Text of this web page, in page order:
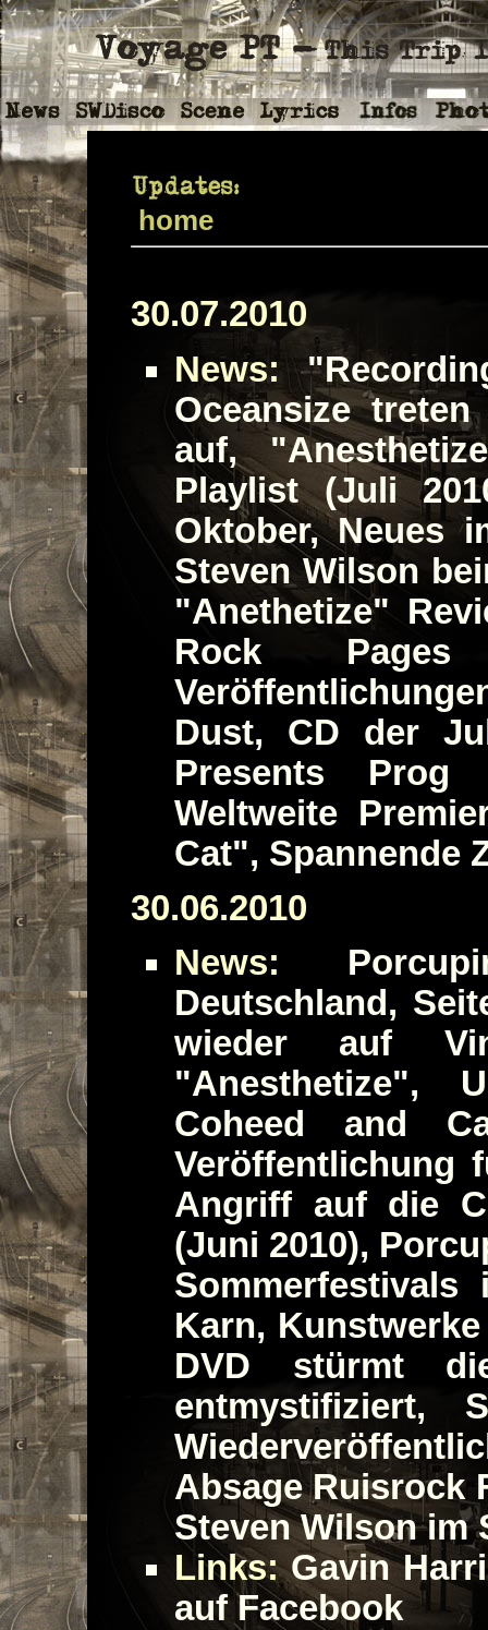
home
30.07.2010
News:
Oceansize
auf,
Playlist (Juli
Oktober, Neues
Steven Wilson
"Anethetize"
Rock
Dust, CD der
Presents
Weltweite
Cat", Spannende
30.06.2010
News:
Deutschland,
wieder auf
"Anesthetize",
Coheed and
Veröffentlichung
Angriff auf die
(Juni 2010),
Karn,
DVD stürmt
entmystifiziert,
Absage Ruisrock
Steven Wilson im
Links:Gavin
auf Facebook